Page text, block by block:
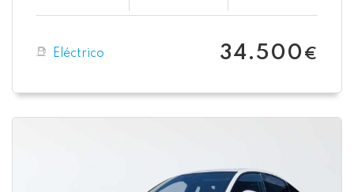
Eléctrico 34.500 €